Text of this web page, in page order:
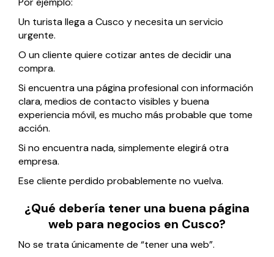
Un turista llega a Cusco y necesita un servicio
urgente.
O un cliente quiere cotizar antes de decidir una
compra.
Si encuentra una página profesional con información
clara, medios de contacto visibles y buena
experiencia móvil, es mucho más probable que tome
acción.
Si no encuentra nada, simplemente elegirá otra
empresa.
Ese cliente perdido probablemente no vuelva.
¿Qué debería tener una buena página
web para negocios en Cusco?
No se trata únicamente de “tener una web”.